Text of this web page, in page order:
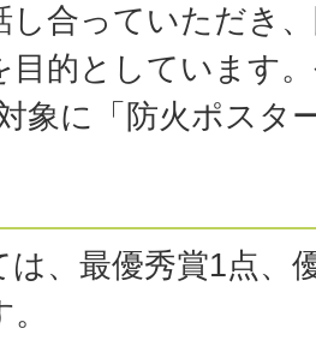
し合っていただき
目的としています
象に「防火ポスタ
は、最優秀賞1点、